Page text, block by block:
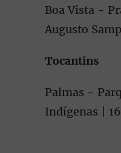
Boa Vista -
Augusto
Tocantins
Palmas -
Indígenas |